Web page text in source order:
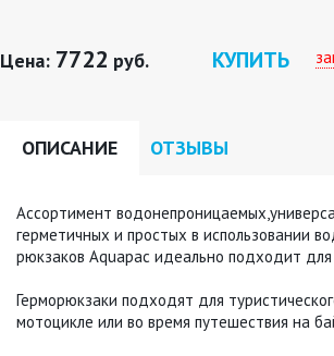
Цена: 7722 руб. КУПИТЬ
ОПИСАНИЕ ОТЗЫВЫ
Ассортимент
герметичных и простых в использовании
рюкзаков Aquapac идеально подходит
Герморюкзаки подходят для
мотоцикле или во время путешествия на